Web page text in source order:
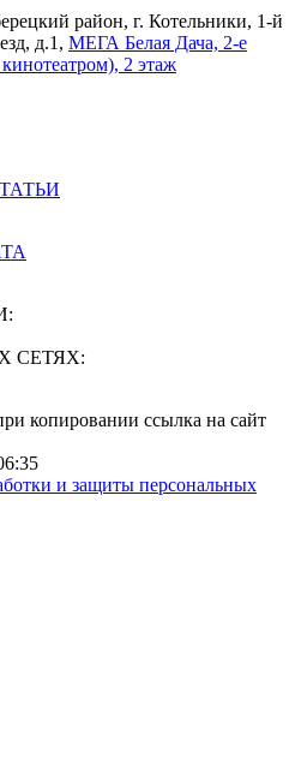
район, г. Котельники, 1-й
д.1, МЕГА Белая Дача, 2-е
2 этаж
СЕТЯХ:
копировании ссылка на сайт
и защиты персональных